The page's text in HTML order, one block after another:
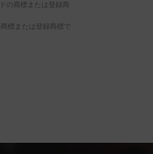
の商標または登録商
標または登録商標で